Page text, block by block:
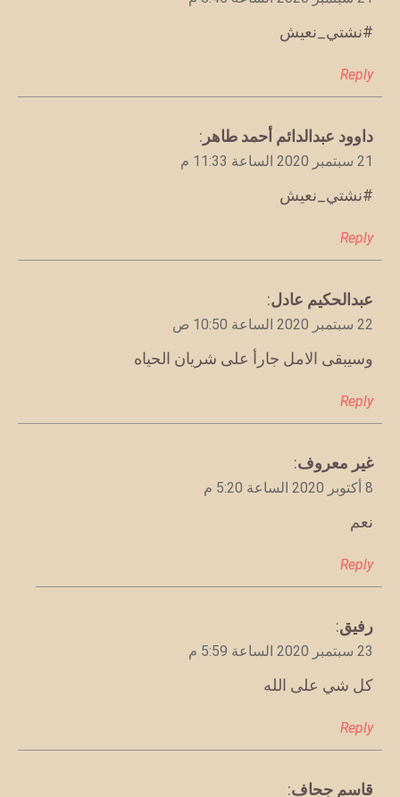
#نشتي_نعيش
Reply
يقول
داوود عبدالدائم أحمد طاهر :
21 سبتمبر 2020 الساعة 11:33 م
#نشتي_نعيش
Reply
يقول
عبدالحكيم عادل:
22 سبتمبر 2020 الساعة 10:50 ص
وسيبقى الامل جارأ على شريان الحياه
Reply
يقول
غير معروف:
8 أكتوبر 2020 الساعة 5:20 م
نعم
Reply
يقول
رفيق:
23 سبتمبر 2020 الساعة 5:59 م
كل شي على الله
Reply
يقول
قاسم جحاف: